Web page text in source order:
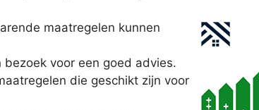
maatregelen kunnen
voor een goed advies.
die geschikt zijn voor